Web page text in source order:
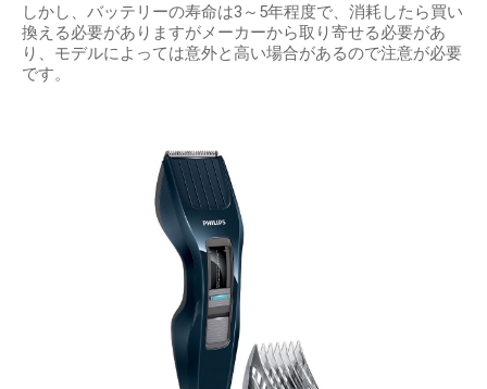
しかし、バッテリーの寿命は3～5年程度で、消耗したら買い
換える必要がありますがメーカーから取り寄せる必要があ
り、モデルによっては意外と高い場合があるので注意が必要
です。